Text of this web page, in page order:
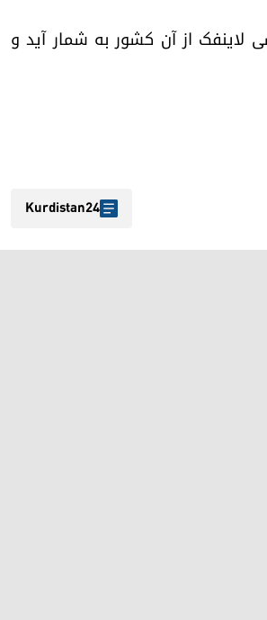
از آن کشور به شمار آید و
Kurdistan24